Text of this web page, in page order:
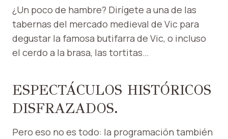
¿Un poco de hambre? Dirígete a una de las
tabernas del mercado medieval de Vic para
degustar la famosa butifarra de Vic, o incluso
el cerdo a la brasa, las tortitas…
ESPECTÁCULOS HISTÓRICOS
DISFRAZADOS.
Pero eso no es todo: la programación también